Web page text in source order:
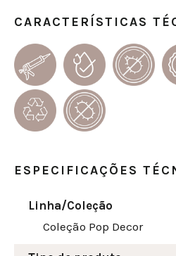
CARACTERÍSTICAS
ESPECIFICAÇÕES
Linha/Coleção
Coleção Pop Decor